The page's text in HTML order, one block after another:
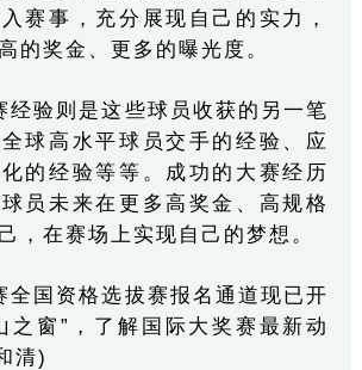
赛事，充分展现自己的实力，
的奖金、更多的曝光度。
经验则是这些球员收获的另一笔
球高水平球员交手的经验、应
的经验等等。成功的大赛经历
员未来在更多高奖金、高规格
，在赛场上实现自己的梦想。
全国资格选拔赛报名通道现已开
之窗”，了解国际大奖赛最新动
清)